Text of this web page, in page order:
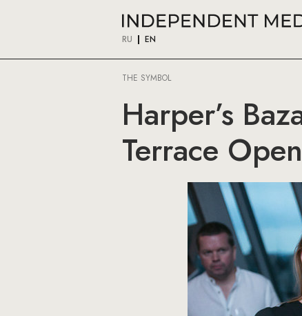
RU EN
THE SYMBOL
Harper’s
Terrace